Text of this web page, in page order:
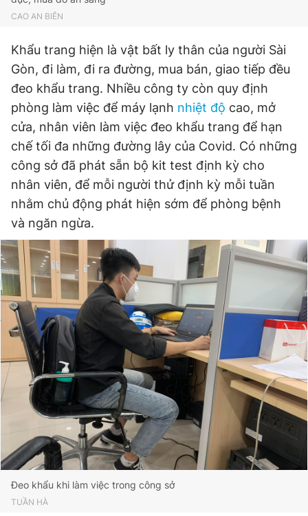
CAO AN BIÊN
Khẩu trang hiện là vật bất ly thân của người Sài
Gòn, đi làm, đi ra đường, mua bán, giao tiếp đều
đeo khẩu trang. Nhiều công ty còn quy định
phòng làm việc để máy lạnh nhiệt độ cao, mở
cửa, nhân viên làm việc đeo khẩu trang để hạn
chế tối đa những đường lây của Covid. Có những
công sở đã phát sẵn bộ kit test định kỳ cho
nhân viên, để mỗi người thử định kỳ mỗi tuần
nhằm chủ động phát hiện sớm để phòng bệnh
và ngăn ngừa.
Đeo khẩu khi làm việc trong công sở
TUẦN HÀ